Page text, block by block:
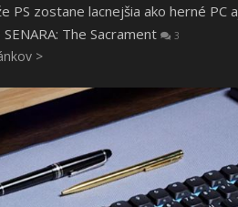
PS zostane lacnejšia ako herné
SENARA: The Sacrament 3
>